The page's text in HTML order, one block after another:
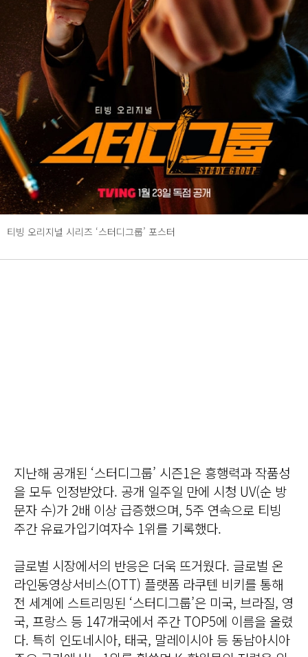
티빙 오리지널 시리즈 ‘스터디그룹’ 포스터
지난해 공개된 ‘스터디그룹’ 시즌1은 흥행력과 작품성
을 모두 인정받았다. 공개 일주일 만에 시청 UV(순 방
문자 수)가 2배 이상 급증했으며, 5주 연속으로 티빙
주간 유료가입기여자수 1위를 기록했다.
글로벌 시장에서의 반응은 더욱 뜨거웠다. 글로벌 온
라인동영상서비스(OTT) 플랫폼 라쿠텐 비키를 통해
전 세계에 스트리밍된 ‘스터디그룹’은 미국, 브라질, 영
국, 프랑스 등 147개국에서 주간 TOP5에 이름을 올렸
다. 특히 인도네시아, 태국, 말레이시아 등 동남아시아